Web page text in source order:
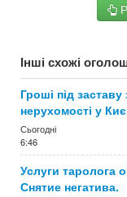
Інші схожі
Гроші під
нерухомості у
Сьогодні
6:46
Услуги таролога
Снятие негатива.